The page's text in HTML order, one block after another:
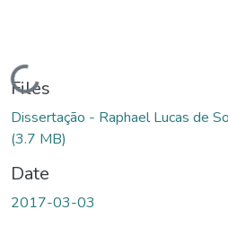
Loading...
Files
Dissertação - Raphael Lucas de
(3.7 MB)
Date
2017-03-03